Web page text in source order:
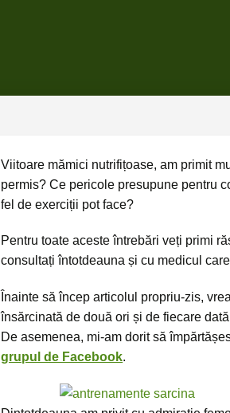
Viitoare mămici nutrifițoase, am primit
permis? Ce pericole presupune pentru
fel de exerciții pot face?
Pentru toate aceste întrebări veți primi
consultați întotdeauna și cu medicul
Înainte să încep articolul propriu-zis,
însărcinată de două ori și de fiecare
De asemenea, mi-am dorit să
grupul de Facebook.